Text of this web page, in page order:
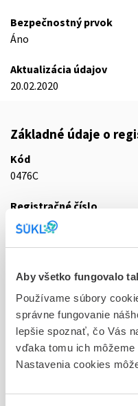
Aby všetko fungovalo
Používame súbory
správne fungovanie
lepšie spoznať, čo Vás
vďaka tomu ich
Nastavenia cookies
Bezpečnostný prvok
Áno
Aktualizácia údajov
20.02.2020
Základné údaje o
Kód
0476C
Registračné číslo
27/0349/16-S
tbl plg 84x4 mg (blis.Al/Al)
Stav
D - Registrácia bez
Typ registračnej
Vzájomné uznávanie
Držiteľ, krajina